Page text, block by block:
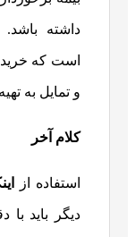
است که
و تمایل به
کلام آخر
استفاده از
دیگر باید با